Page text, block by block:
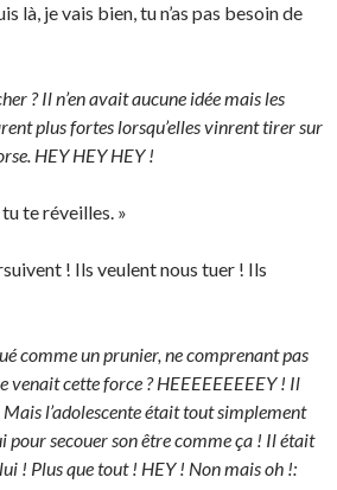
là, je vais bien, tu n’as pas besoin de
? Il n’en avait aucune idée mais les
plus fortes lorsqu’elles vinrent tirer sur
HEY HEY HEY !
te réveilles. »
! Ils veulent nous tuer ! Ils
comme un prunier, ne comprenant pas
venait cette force ? HEEEEEEEEEY ! Il
l’adolescente était tout simplement
pour secouer son être comme ça ! Il était
! Plus que tout ! HEY ! Non mais oh !: